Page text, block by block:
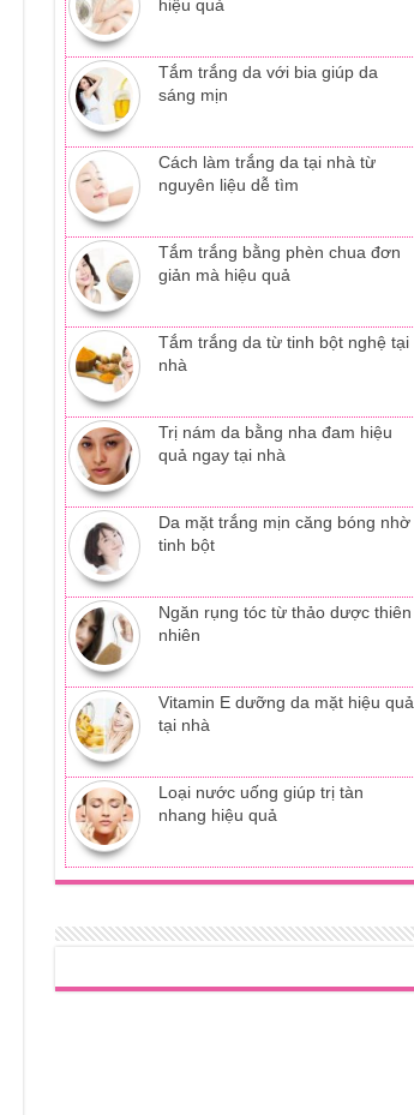
hiệu quả
Tắm trắng da với bia giúp da
sáng mịn
Cách làm trắng da tại nhà từ
nguyên liệu dễ tìm
Tắm trắng bằng phèn chua đơn
giản mà hiệu quả
Tắm trắng da từ tinh bột nghệ tại
nhà
Trị nám da bằng nha đam hiệu
quả ngay tại nhà
Da mặt trắng mịn căng bóng nhờ
tinh bột
Ngăn rụng tóc từ thảo dược thiên
nhiên
Vitamin E dưỡng da mặt hiệu quả
tại nhà
Loại nước uống giúp trị tàn
nhang hiệu quả